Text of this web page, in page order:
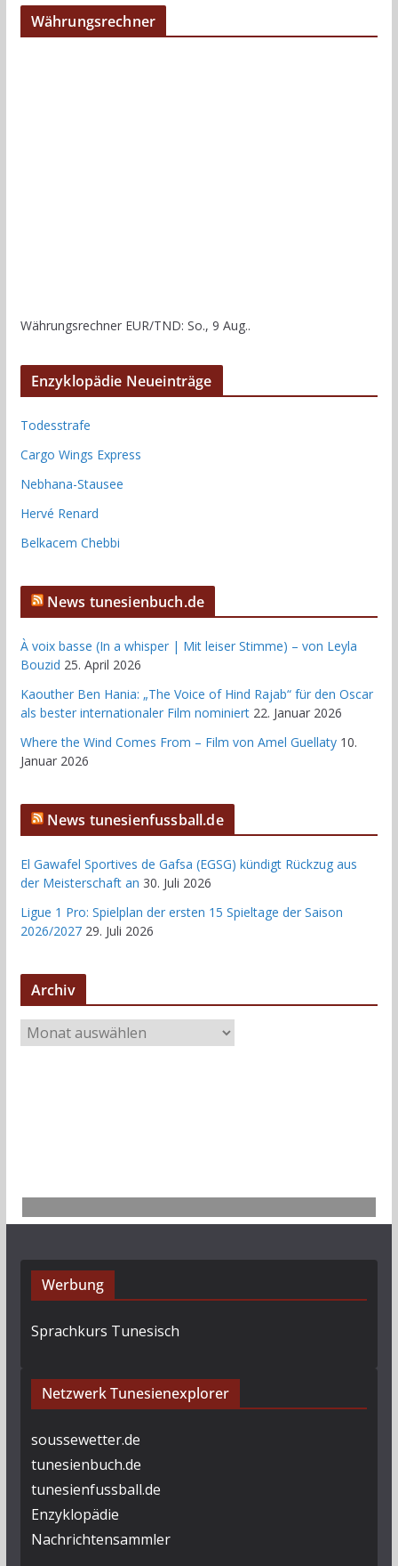
Währungsrechner
Währungsrechner EUR/TND: So., 9 Aug..
Enzyklopädie Neueinträge
Todesstrafe
Cargo Wings Express
Nebhana-Stausee
Hervé Renard
Belkacem Chebbi
News tunesienbuch.de
À voix basse (In a whisper | Mit leiser Stimme) – von Leyla
Bouzid 25. April 2026
Kaouther Ben Hania: „The Voice of Hind Rajab“ für den Oscar
als bester internationaler Film nominiert 22. Januar 2026
Where the Wind Comes From – Film von Amel Guellaty 10.
Januar 2026
News tunesienfussball.de
El Gawafel Sportives de Gafsa (EGSG) kündigt Rückzug aus
der Meisterschaft an 30. Juli 2026
Ligue 1 Pro: Spielplan der ersten 15 Spieltage der Saison
2026/2027 29. Juli 2026
Archiv
r
Werbung
Sprachkurs Tunesisch
Netzwerk Tunesienexplorer
soussewetter.de
tunesienbuch.de
tunesienfussball.de
Enzyklopädie
Nachrichtensammler